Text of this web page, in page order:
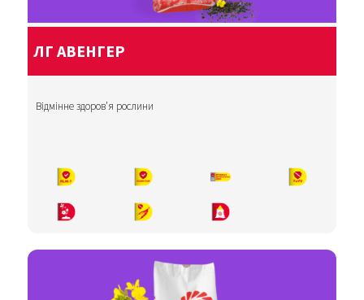
ЛГ АВЕНГЕР
Відмінне здоров’я рослини